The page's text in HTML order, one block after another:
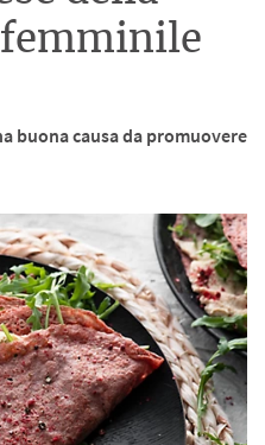
buona causa da promuovere